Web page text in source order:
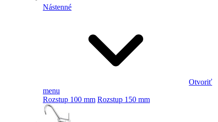
Nástenné
Otvoriť
menu
Rozstup 100 mm Rozstup 150 mm